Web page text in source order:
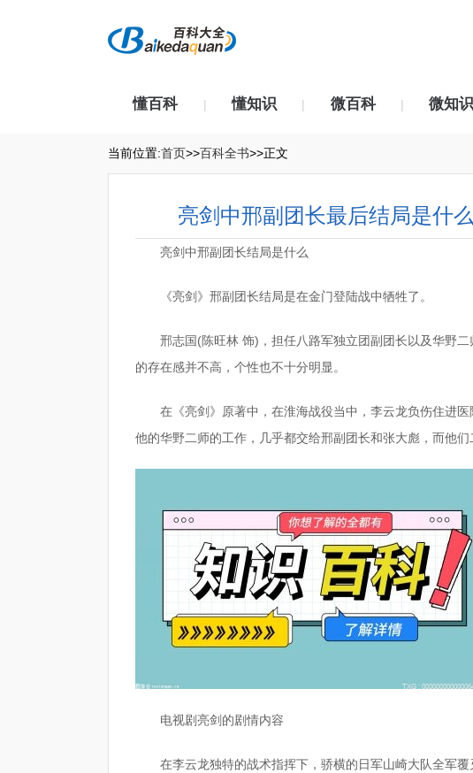
懂百科 | 懂知识 | 微百科 | 微知识
当前位置:首页>>百科全书>>正文
亮剑中邢副团长最后结局是什
亮剑中邢副团长结局是什么
《亮剑》邢副团长结局是在金门登陆战中牺牲了。
邢志国(陈旺林 饰)，担任八路军独立团副团长以及华野
的存在感并不高，个性也不十分明显。
在《亮剑》原著中，在淮海战役当中，李云龙负伤住进
他的华野二师的工作，几乎都交给邢副团长和张大彪，而他们
电视剧亮剑的剧情内容
在李云龙独特的战术指挥下，骄横的日军山崎大队全军